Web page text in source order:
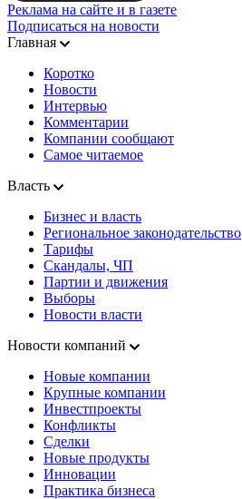
Реклама на сайте и в газете
Подписаться на новости
Главная
Коротко
Новости
Интервью
Комментарии
Компании сообщают
Самое читаемое
Власть
Бизнес и власть
Региональное законодательство
Тарифы
Скандалы, ЧП
Партии и движения
Выборы
Новости власти
Новости компаний
Новые компании
Крупные компании
Инвестпроекты
Конфликты
Сделки
Новые продукты
Инновации
Практика бизнеса